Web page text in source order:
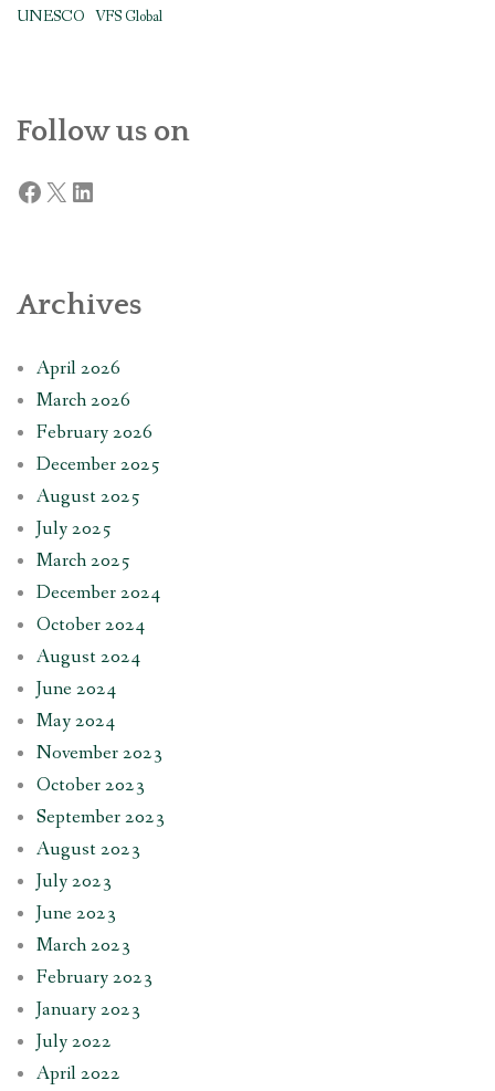
UNESCO VFS Global
Follow us on
Facebook
X LinkedIn
Archives
April 2026
March 2026
February 2026
December 2025
August 2025
July 2025
March 2025
December 2024
October 2024
August 2024
June 2024
May 2024
November 2023
October 2023
September 2023
August 2023
July 2023
June 2023
March 2023
February 2023
January 2023
July 2022
April 2022